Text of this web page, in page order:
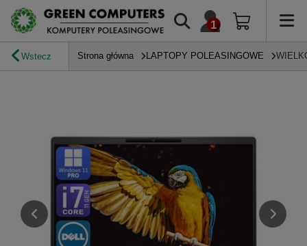
Wstecz Strona główna LAPTOPY POLEASINGOWE